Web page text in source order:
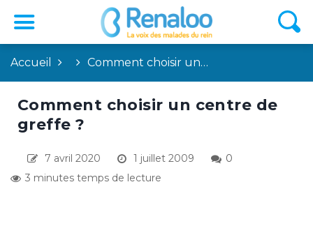
Accueil Comment choisir un…
Comment choisir un centre de
greffe ?
7 avril 2020 1 juillet 2009
0
3 minutes temps de lecture